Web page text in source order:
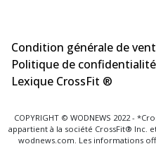
Condition générale de
Politique de confidentialité
Lexique CrossFit ®
COPYRIGHT © WODNEWS 2022 -
appartient à la société CrossFit® Inc.
wodnews.com. Les informations